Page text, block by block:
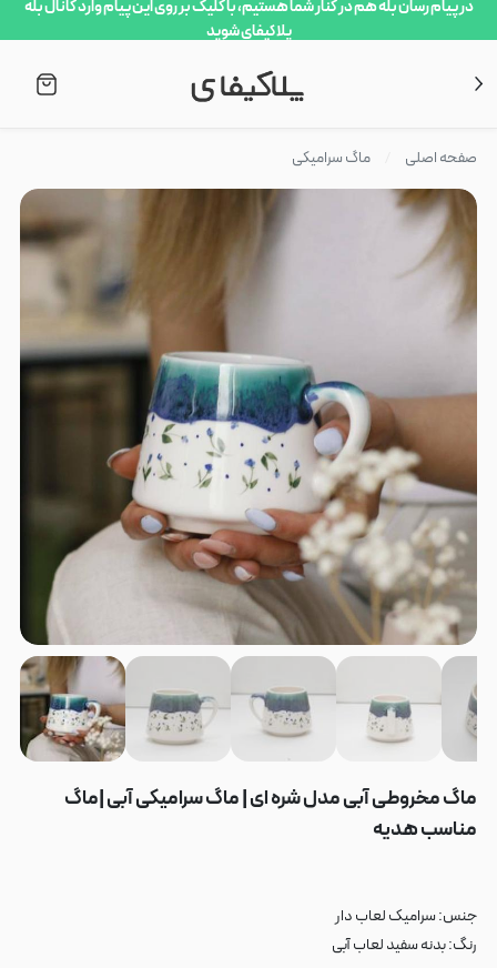
در پیام رسان بله هم در کنار شما هستیم، با کلیک بر روی این پیام وارد کانال بله
پلاکیفای شوید
صفحه اصلی ماگ سرامیکی
ماگ مخروطی آبی مدل شره ای | ماگ سرامیکی آبی |ماگ
مناسب هدیه
جنس: سرامیک لعاب دار
رنگ: بدنه سفید لعاب آبی